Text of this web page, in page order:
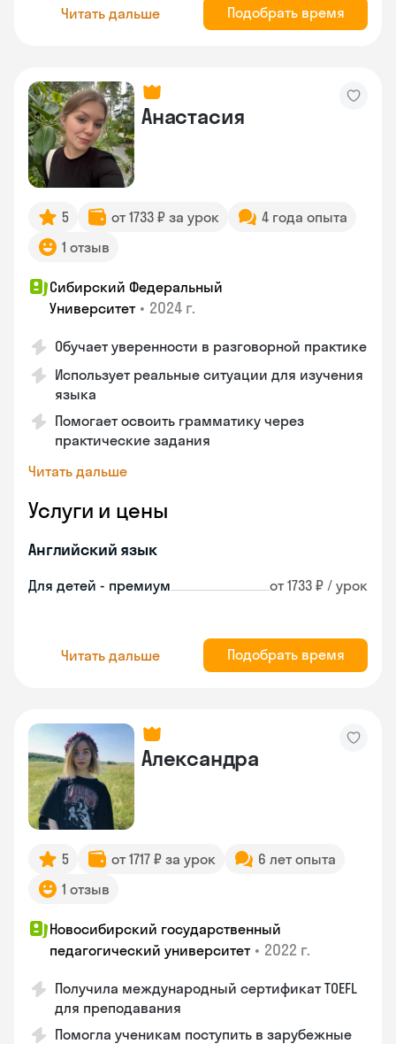
Читать дальше Подобрать время
Анастасия
5 от 1733 ₽ за урок
4 года опыта
1 отзыв
Сибирский Федеральный
Университет • 2024 г.
Обучает уверенности в разговорной практике
Использует реальные ситуации для изучения
языка
Помогает освоить грамматику через
практические задания
Читать дальше
Услуги и цены
Английский язык
Для детей - премиум от 1733 ₽ / урок
Читать дальше Подобрать время
Александра
5 от 1717 ₽ за урок
6 лет опыта
1 отзыв
Новосибирский государственный
педагогический университет • 2022 г.
Получила международный сертификат TOEFL
для преподавания
Помогла ученикам поступить в зарубежные